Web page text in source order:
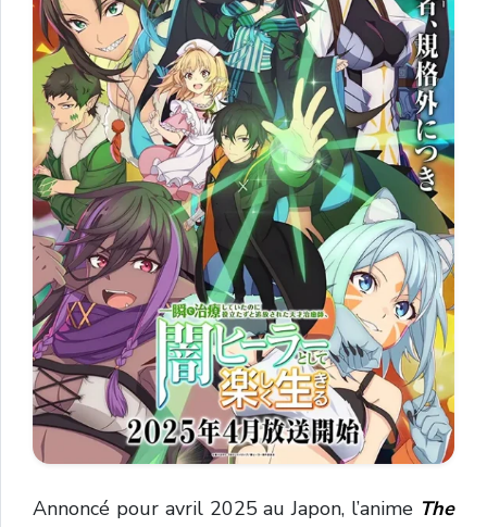
Annoncé pour avril 2025 au Japon, l’anime The